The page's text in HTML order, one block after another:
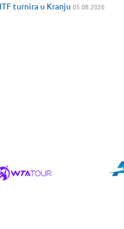
ITF turnira u Kranju 05.08.2026